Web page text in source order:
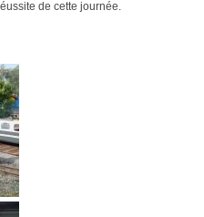
de cette journée.